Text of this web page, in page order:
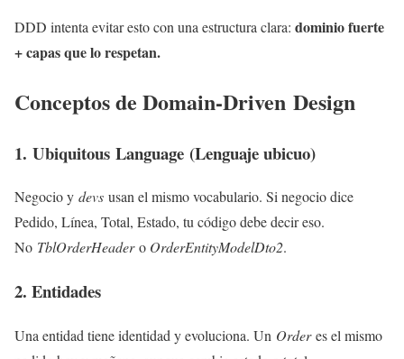
DDD intenta evitar esto con una estructura clara: dominio fuerte
+ capas que lo respetan.
Conceptos de Domain-Driven Design
1. Ubiquitous Language (Lenguaje ubicuo)
Negocio y devs usan el mismo vocabulario. Si negocio dice
Pedido, Línea, Total, Estado, tu código debe decir eso.
No TblOrderHeadero OrderEntityModelDto2.
2. Entidades
Una entidad tiene identidad y evoluciona. Un Orderes el mismo